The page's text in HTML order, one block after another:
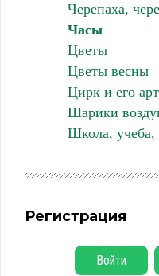
Черепаха,
Часы
Цветы
Цветы весны
Цирк и его
Шарики
Школа, учеба,
Регистрация
Войти